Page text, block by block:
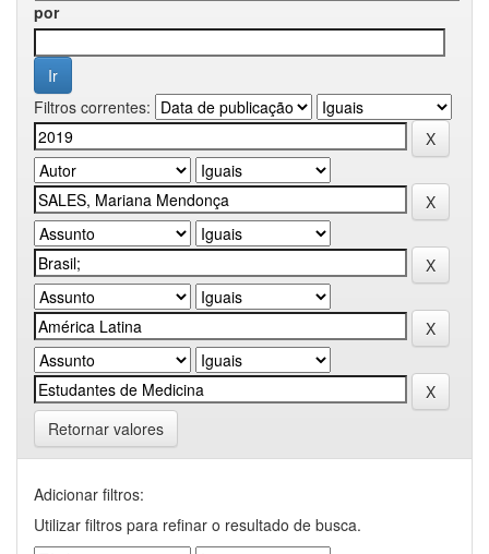
por
Filtros correntes:
Retornar valores
Adicionar filtros:
Utilizar filtros para refinar o resultado de busca.